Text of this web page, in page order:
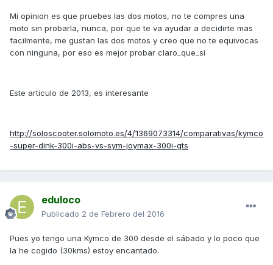
Mi opinion es que pruebes las dos motos, no te compres una
moto sin probarla, nunca, por que te va ayudar a decidirte mas
facilmente, me gustan las dos motos y creo que no te equivocas
con ninguna, por eso es mejor probar claro_que_si
Este articulo de 2013, es interesante
http://soloscooter.solomoto.es/4/1369073314/comparativas/kymco
-super-dink-300i-abs-vs-sym-joymax-300i-gts
eduloco
Publicado 2 de Febrero del 2016
Pues yo tengo una Kymco de 300 desde el sábado y lo poco que
la he cogido (30kms) estoy encantado.